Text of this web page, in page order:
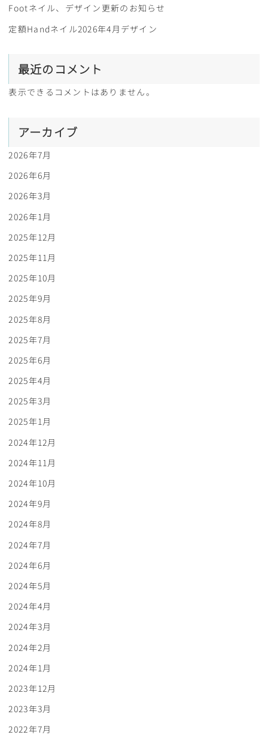
Footネイル、デザイン更新のお知らせ
定額Handネイル2026年4月デザイン
最近のコメント
表示できるコメントはありません。
アーカイブ
2026年7月
2026年6月
2026年3月
2026年1月
2025年12月
2025年11月
2025年10月
2025年9月
2025年8月
2025年7月
2025年6月
2025年4月
2025年3月
2025年1月
2024年12月
2024年11月
2024年10月
2024年9月
2024年8月
2024年7月
2024年6月
2024年5月
2024年4月
2024年3月
2024年2月
2024年1月
2023年12月
2023年3月
2022年7月